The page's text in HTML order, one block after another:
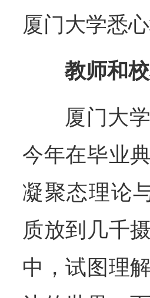
厦门大学悉
教师和
厦门大
今年在毕业
凝聚态理论
质放到几千
中，试图理